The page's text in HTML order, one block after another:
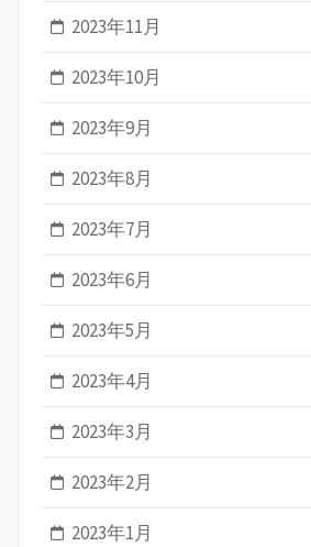
2023年11月
2023年10月
2023年9月
2023年8月
2023年7月
2023年6月
2023年5月
2023年4月
2023年3月
2023年2月
2023年1月